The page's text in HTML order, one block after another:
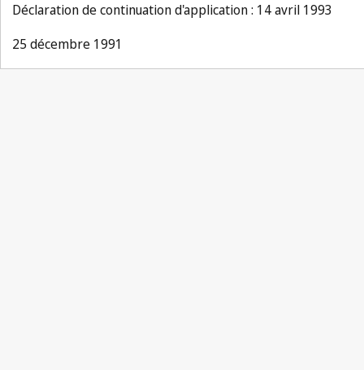
Déclaration de continuation d'application : 14 avril 1993
25 décembre 1991